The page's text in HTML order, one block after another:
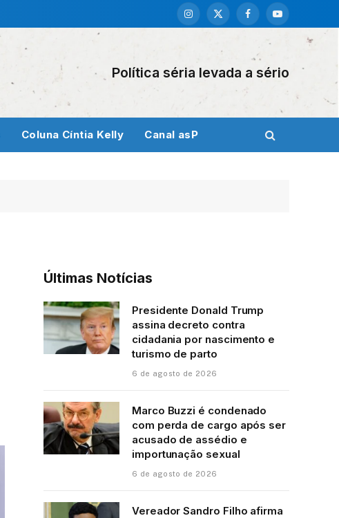
Instagram
X
FacebookYouTube
Política séria levada a sério
Coluna Cíntia Kelly Canal asP
Últimas Notícias
Presidente Donald Trump
assina decreto contra
cidadania por nascimento e
turismo de parto
6 de agosto de 2026
Marco Buzzi é condenado
com perda de cargo após ser
acusado de assédio e
importunação sexual
6 de agosto de 2026
Vereador Sandro Filho afirma